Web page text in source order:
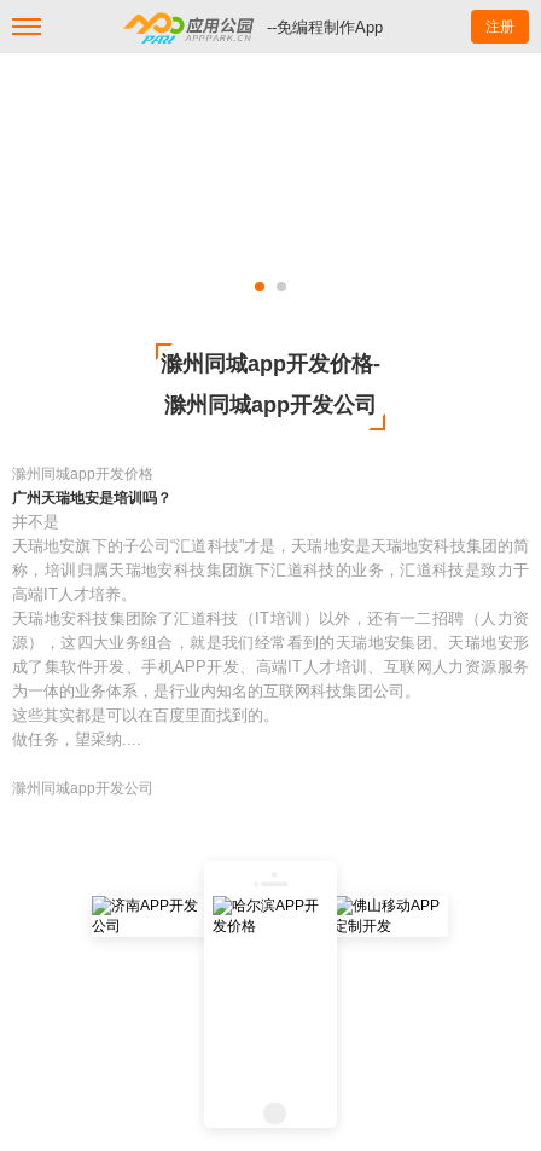
--免编程制作App 注册
滁州同城app开发价格-
滁州同城app开发公司
滁州同城app开发价格
广州天瑞地安是培训吗？
并不是
天瑞地安旗下的子公司“汇道科技”才是，天瑞地安是天瑞地安科技集团的简
称，培训归属天瑞地安科技集团旗下汇道科技的业务，汇道科技是致力于
高端IT人才培养。
天瑞地安科技集团除了汇道科技（IT培训）以外，还有一二招聘（人力资
源），这四大业务组合，就是我们经常看到的天瑞地安集团。天瑞地安形
成了集软件开发、手机APP开发、高端IT人才培训、互联网人力资源服务
为一体的业务体系，是行业内知名的互联网科技集团公司。
这些其实都是可以在百度里面找到的。
做任务，望采纳....
滁州同城app开发公司